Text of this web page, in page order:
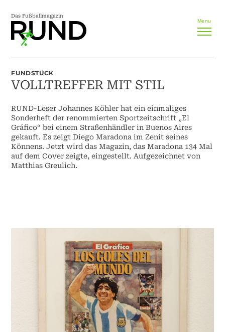
Das Fußballmagazin
Menu
FUNDSTÜCK
VOLLTREFFER MIT STIL
RUND-Leser Johannes Köhler hat ein einmaliges
Sonderheft der renommierten Sportzeitschrift „El
Gráfico“ bei einem Straßenhändler in Buenos Aires
gekauft. Es zeigt Diego Maradona im Zenit seines
Könnens. Jetzt wird das Magazin, das Maradona 134 Mal
auf dem Cover zeigte, eingestellt. Aufgezeichnet von
Matthias Greulich.